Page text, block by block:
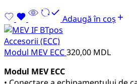
Adaugă în coș
Accesorii (ECC)
Modul MEV ECC320,00 MDL
Modul MEV ECC